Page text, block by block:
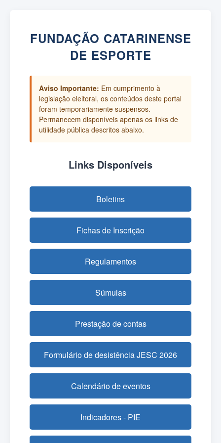
FUNDAÇÃO CATARINENSE
DE ESPORTE
Aviso Importante: Em cumprimento à
legislação eleitoral, os conteúdos deste portal
foram temporariamente suspensos.
Permanecem disponíveis apenas os links de
utilidade pública descritos abaixo.
Links Disponíveis
Boletins
Fichas de Inscrição
Regulamentos
Súmulas
Prestação de contas
Formulário de desistência JESC 2026
Calendário de eventos
Indicadores - PIE